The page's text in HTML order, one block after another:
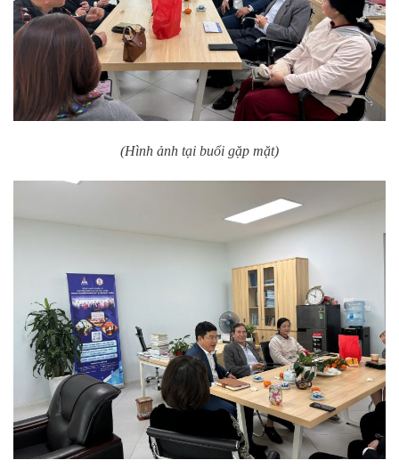
(Hình ảnh tại buổi gặp mặt)